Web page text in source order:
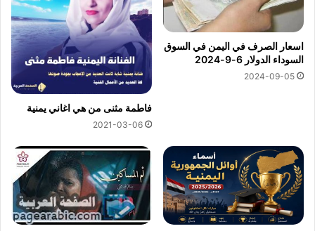
اسعار الصرف في اليمن في السوق
السوداء الدولار 6-9-2024
2024-09-05
فاطمة مثنى من هي اغاني يمنية
2021-03-06